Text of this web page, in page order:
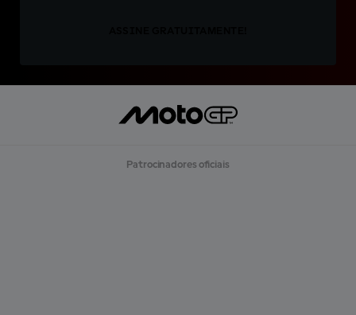
Patrocinadores oficiais